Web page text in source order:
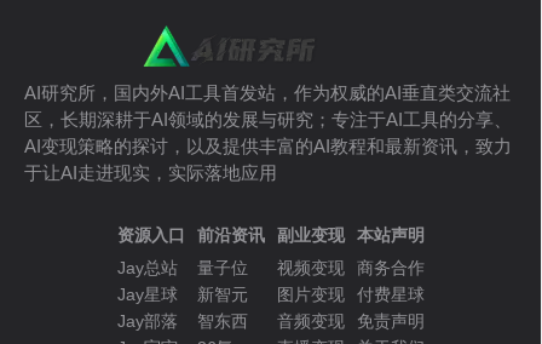
AI研究所，国内外AI工具首发站，作为权威的AI垂直类交流社
区，长期深耕于AI领域的发展与研究；专注于AI工具的分享、
AI变现策略的探讨，以及提供丰富的AI教程和最新资讯，致力
于让AI走进现实，实际落地应用
资源入口
Jay总站
Jay星球
Jay部落
前沿资讯
量子位
新智元
智东西
副业变现
视频变现
图片变现
音频变现
本站声明
商务合作
付费星球
免责声明